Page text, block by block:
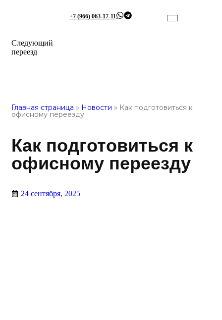
Следующий
переезд
+7 (966) 063-17-11
Главная страница » Новости » Как подготовиться к
офисному переезду
Как подготовиться к
офисному переезду
24 сентября, 2025